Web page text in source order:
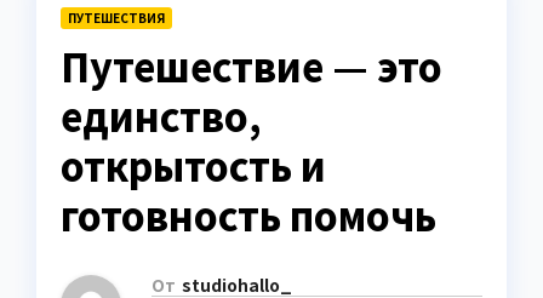
ПУТЕШЕСТВИЯ
Путешествие — это
единство,
открытость и
готовность помочь
От studiohallo_